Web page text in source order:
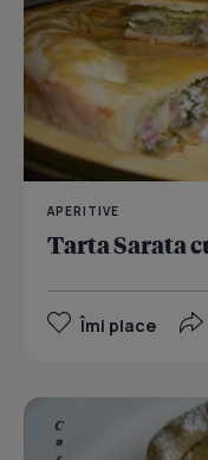
APERITIVE
Tarta Sarata
Îmi place